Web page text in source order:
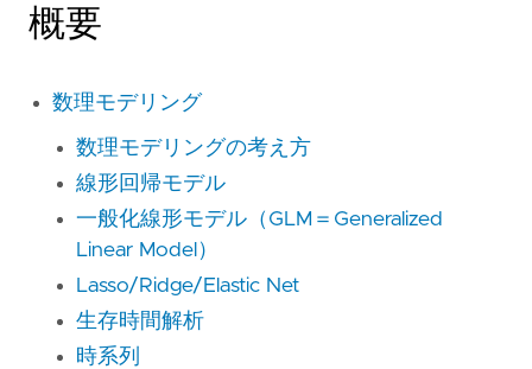
概要
数理モデリング
数理モデリングの考え方
線形回帰モデル
一般化線形モデル（GLM＝Generalized
Linear Model）
Lasso/Ridge/Elastic Net
生存時間解析
時系列